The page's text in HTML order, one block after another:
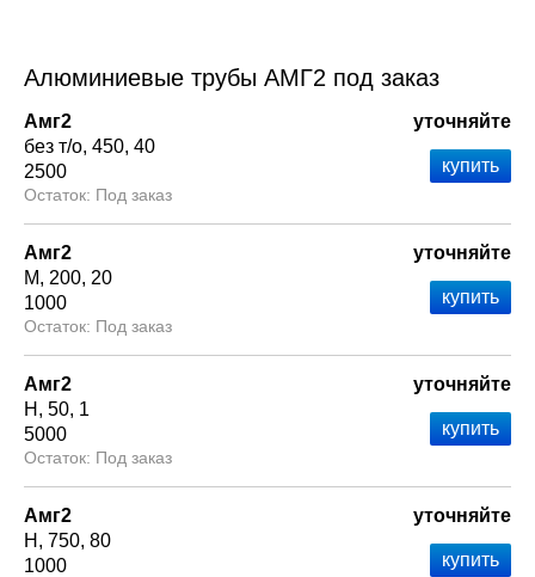
Алюминиевые трубы АМГ2 под заказ
Амг2
без т/о 450 40
2500
Под заказ
уточняйте
Амг2
М
200 20
1000
Под заказ
уточняйте
Амг2
Н
50 1
5000
Под заказ
уточняйте
Амг2
Н
750 80
1000
уточняйте